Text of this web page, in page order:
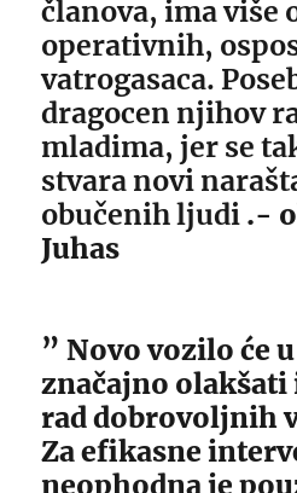
članova, ima više
operativnih,
vatrogasaca.
dragocen njihov
mladima, jer se
stvara novi
obučenih ljudi .-
Juhas
” Novo vozilo će
značajno
rad dobrovoljnih
Za efikasne
neophodna je